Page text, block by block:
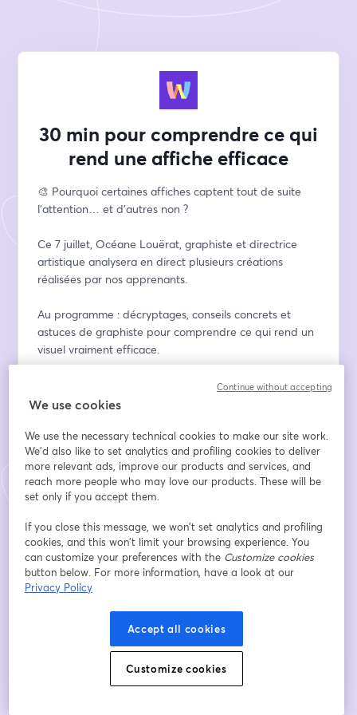
30 min pour comprendre ce qui
rend une affiche efficace
🎨 Pourquoi certaines affiches captent tout de suite
l’attention… et d’autres non ?
Ce 7 juillet, Océane Louërat, graphiste et directrice
artistique analysera en direct plusieurs créations
réalisées par nos apprenants.
Au programme : décryptages, conseils concrets et
astuces de graphiste pour comprendre ce qui rend un
visuel vraiment efficace.
💻 En ligne & Gratuit
Email address*
First name*
Last name*
Register
Already registered?Join here
We use cookies
We use the necessary technical cookies to make our site work.
We'd also like to set analytics and profiling cookies to deliver
more relevant ads, improve our products and services, and
reach more people who may love our products. These will be
set only if you accept them.
If you close this message, we won’t set analytics and profiling
cookies, and this won’t limit your browsing experience. You
can customize your preferences with the Customize cookies
button below. For more information, have a look at our
Privacy Policy
Accept all cookies
Customize cookies
Continue without accepting